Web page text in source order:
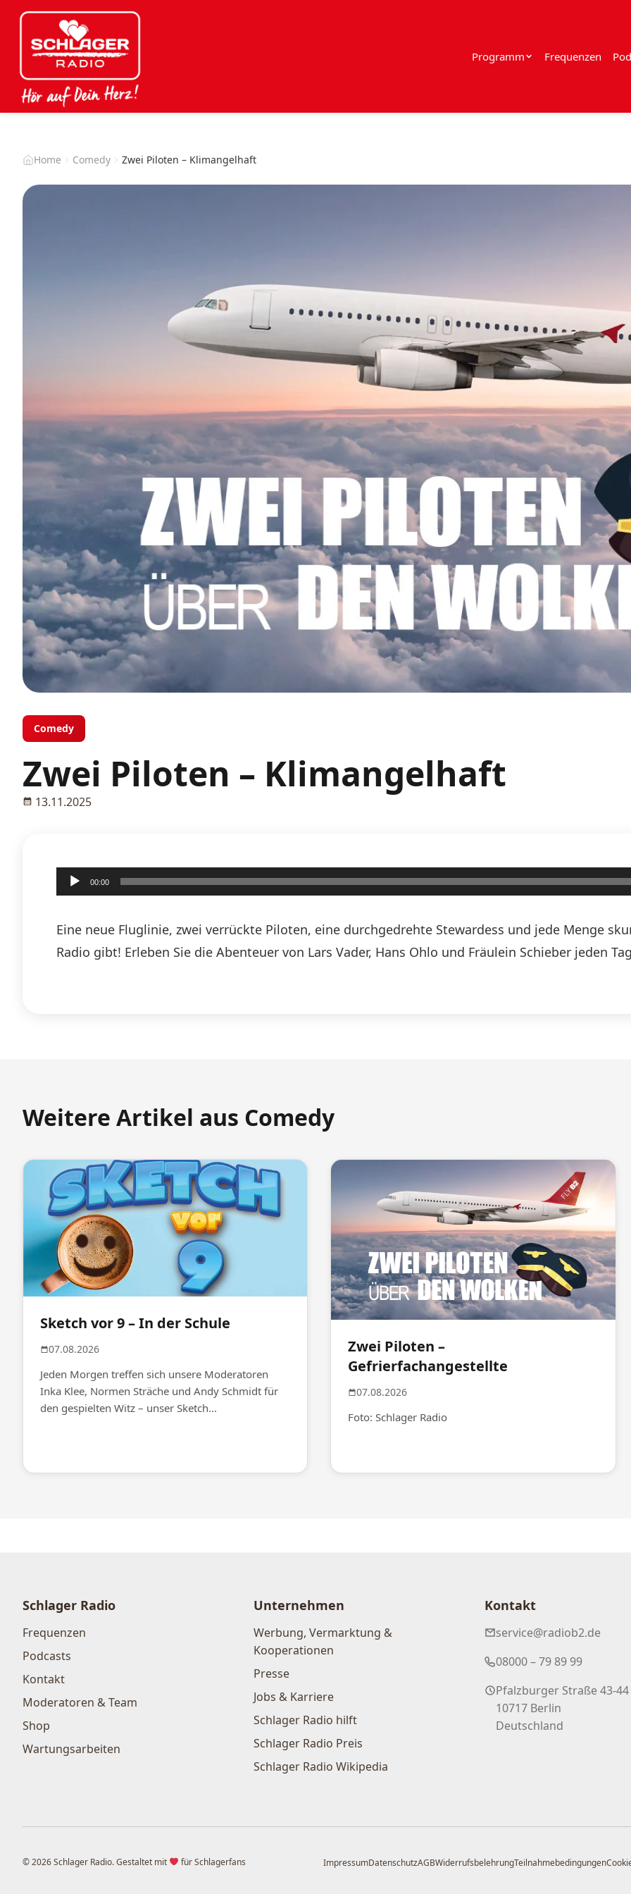
Programm Frequenzen
Home Comedy Zwei Piloten – Klimangelhaft
Comedy
Zwei Piloten – Klimangelhaft
13.11.2025
Audio-
Player
00:00
Eine neue Fluglinie, zwei verrückte Piloten, eine durchgedrehte Stewardess und jede Menge
Radio gibt! Erleben Sie die Abenteuer von Lars Vader, Hans Ohlo und Fräulein Schieber jeden
Weitere Artikel aus Comedy
Sketch vor 9 – In der Schule
07.08.2026
Jeden Morgen treffen sich unsere Moderatoren
Inka Klee, Normen Sträche und Andy Schmidt für
den gespielten Witz – unser Sketch...
Zwei Piloten –
Gefrierfachangestellte
07.08.2026
Foto: Schlager Radio
Schlager Radio
Frequenzen
Podcasts
Kontakt
Moderatoren & Team
Shop
Wartungsarbeiten
Unternehmen
Werbung, Vermarktung &
Kooperationen
Presse
Jobs & Karriere
Schlager Radio hilft
Schlager Radio Preis
Schlager Radio Wikipedia
Kontakt
service@radiob2.de
08000 – 79 89 99
Pfalzburger Straße 43-44
10717 Berlin
Deutschland
© 2026 Schlager Radio. Gestaltet mit für Schlagerfans ImpressumDatenschutzAGBWiderrufsbelehrungTeilnahmebedingungen